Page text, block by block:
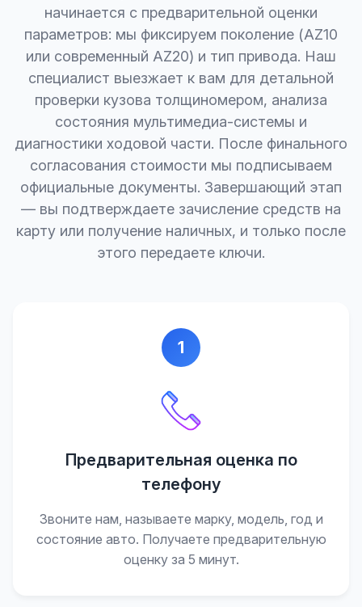
начинается с предварительной оценки
параметров: мы фиксируем поколение (AZ10
или современный AZ20) и тип привода. Наш
специалист выезжает к вам для детальной
проверки кузова толщиномером, анализа
состояния мультимедиа-системы и
диагностики ходовой части. После финального
согласования стоимости мы подписываем
официальные документы. Завершающий этап
— вы подтверждаете зачисление средств на
карту или получение наличных, и только после
этого передаете ключи.
1
Предварительная оценка по
телефону
Звоните нам, называете марку, модель, год и
состояние авто. Получаете предварительную
оценку за 5 минут.